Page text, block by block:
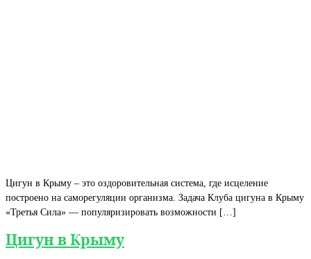
Цигун в Крыму – это оздоровительная система, где исцеление
построено на саморегуляции организма. Задача Клуба цигуна в Крыму
«Третья Сила» — популяризировать возможности […]
Цигун в Крыму